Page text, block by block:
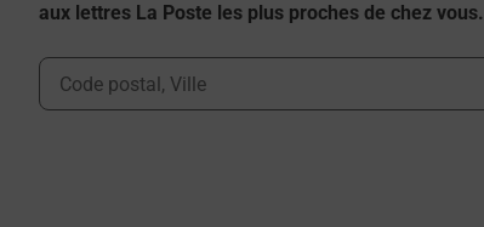
aux lettres La Poste les plus proches de chez vous.
Ville, Département, Code Postal